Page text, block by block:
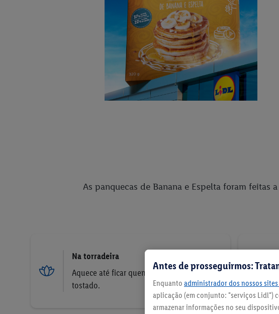
As panquecas de Banana e Espelta foram feitas
Na torradeira
Aquece até ficar quente e ligeiramente
tostado.
Antes de prosseguirmos:
Enquanto administrador dos nossos
aplicação (em conjunto: "serviços Lidl")
armazenar informações no seu